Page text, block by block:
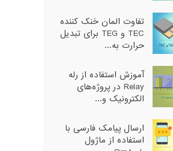
تفاوت المان خنک کننده
TEC و TEG برای تبدیل
حرارت به...
آموزش استفاده از رله
Relay در پروژه‌های
الکترونیک و...
ارسال پیامک فارسی با
استفاده از ماژول